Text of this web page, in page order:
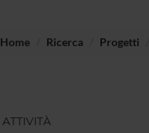
Home Ricerca Progetti
ATTIVITÀ